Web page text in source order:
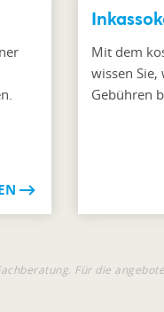
Mit dem
wissen Sie,
Gebühren
Für die